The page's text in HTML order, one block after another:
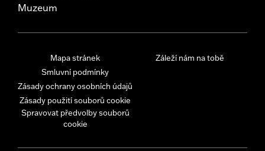
Muzeum
Mapa stránek
Smluvní podmínky
Zásady ochrany osobních údajů
Zásady použití souborů cookie
Spravovat předvolby souborů
cookie
Záleží nám na tobě